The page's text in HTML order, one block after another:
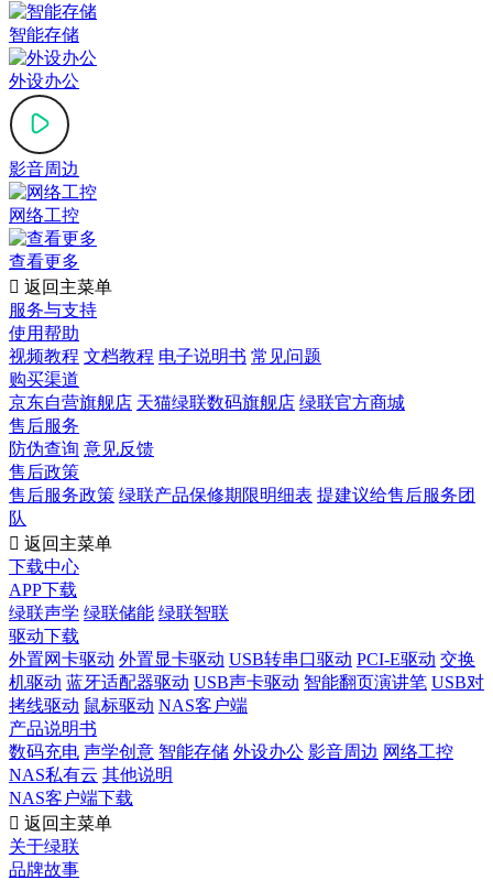
智能存储
外设办公
影音周边
网络工控
查看更多
 返回主菜单
服务与支持
使用帮助
视频教程 文档教程 电子说明书 常见问题
购买渠道
京东自营旗舰店 天猫绿联数码旗舰店 绿联官方商城
售后服务
防伪查询 意见反馈
售后政策
售后服务政策 绿联产品保修期限明细表 提建议给售后服务团
队
 返回主菜单
下载中心
APP下载
绿联声学 绿联储能 绿联智联
驱动下载
外置网卡驱动 外置显卡驱动 USB转串口驱动 PCI-E驱动 交换
机驱动 蓝牙适配器驱动 USB声卡驱动 智能翻页演讲笔 USB对
拷线驱动 鼠标驱动 NAS客户端
产品说明书
数码充电 声学创意 智能存储 外设办公 影音周边 网络工控
NAS私有云 其他说明
NAS客户端下载
 返回主菜单
关于绿联
品牌故事